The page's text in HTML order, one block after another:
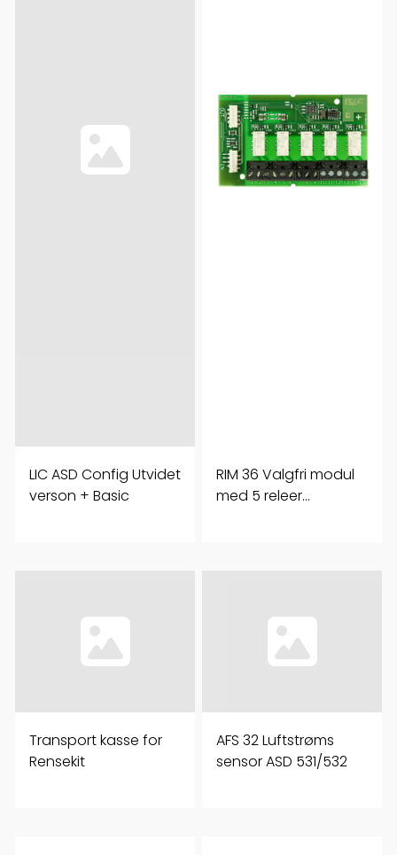
LIC ASD Config Utvidet
verson + Basic
RIM 36 Valgfri modul
med 5 releer
Transport kasse for
Rensekit
AFS 32 Luftstrøms
sensor ASD 531/532